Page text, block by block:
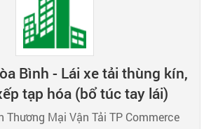
Bình - Lái xe tải thùng kín,
tạp hóa (bổ túc tay lái)
Thương Mại Vận Tải TP Commerce